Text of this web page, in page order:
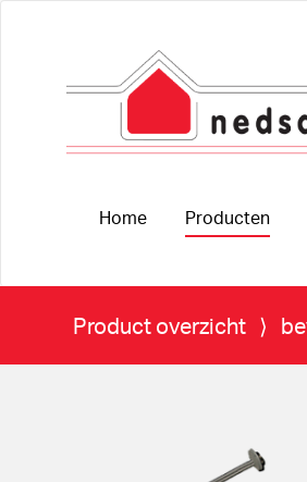
Home Producten
Product overzicht ⟩